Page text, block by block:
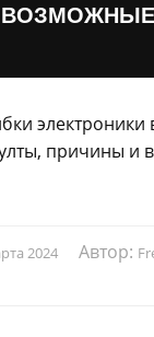
ВОЗМОЖНЫЕ
2024 Автор: